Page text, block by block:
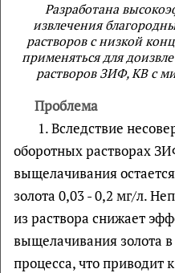
Разработана
извлечения
растворов с низкой
применяться для
растворов ЗИФ, КВ с
Проблема
1. Вследствие
оборотных растворах
выщелачивания
золота 0,03 - 0,2 мг/л.
из раствора снижает
выщелачивания золота
процесса, что приводит